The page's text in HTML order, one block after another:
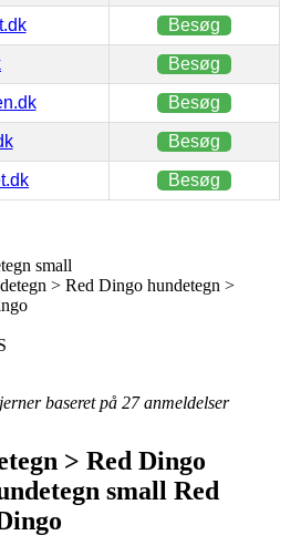
Besøg
Besøg
Besøg
Besøg
Besøg
small
> Red Dingo hundetegn >
baseret på 27anmeldelser
> Red Dingo
small Red